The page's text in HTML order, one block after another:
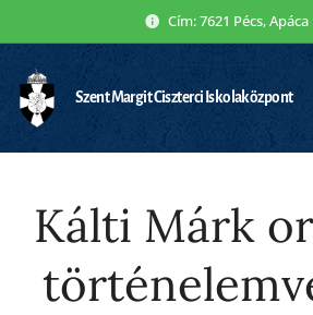
Cím: 7621 Pécs, Apáca
Szent Margit Ciszterci Iskolaközpont
Kálti Márk